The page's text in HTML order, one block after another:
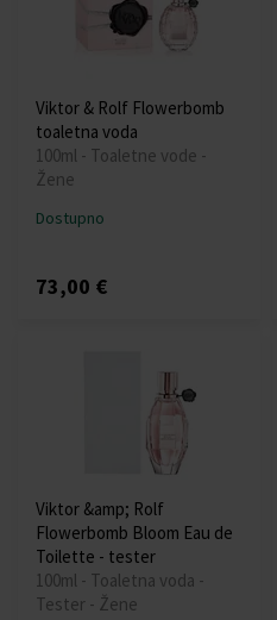
Viktor & Rolf Flowerbomb
toaletna voda
100ml - Toaletne vode -
Žene
Dostupno
73,00 €
Viktor &amp; Rolf
Flowerbomb Bloom Eau de
Toilette - tester
100ml - Toaletna voda -
Tester - Žene